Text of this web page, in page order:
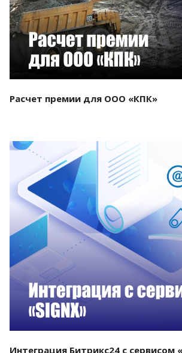
Расчет премии для ООО «КПК»
Смотреть проект
Интеграция Битрикс24 с сервисом